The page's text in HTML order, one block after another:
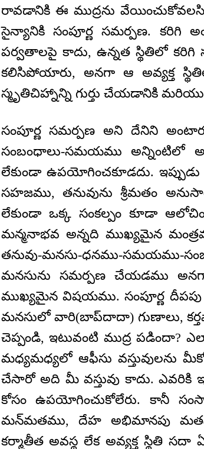
రావడానికి ఈ ముద్రను
సైన్యానికి సంపూర్ణ సమర్పణ.
పర్వతాలపై కాదు, ఉన్నత స్థితిలో కరిగి
కలిసిపోయారు, అనగా ఆ అవ్యక్త
స్మృతిచిహ్నాన్ని గుర్తు చేయడానికి మరియు
సంపూర్ణ సమర్పణ అని దేనిని
సంబంధాలు-సమయము అన్నింటిలో
లేకుండా ఉపయోగించకూడదు.
సహజము, తనువును శ్రీమతం
లేకుండా ఒక్క సంకల్పం కూడా
మన్మనాభవ అన్నది ముఖ్యమైన
తనువు-మనసు-ధనము-సమయము-
మనసును సమర్పణ చేయడము
ముఖ్యమైన విషయము. సంపూర్ణ దీపపు
మనసులో వారి(బాప్‌దాదా) గుణాలు,
చెప్పండి, ఇటువంటి ముద్ర
మధ్యమధ్యలో ఆఫీసు వస్తువులను
చేసారో అది మీ వస్తువు కాదు. ఎవరికి
కోసం ఉపయోగించుకోలేరు. కానీ
మన్‌మతము, దేహ అభిమానపు
కర్మాతీత అవస్థ లేక అవ్యక్త స్థితి సదా